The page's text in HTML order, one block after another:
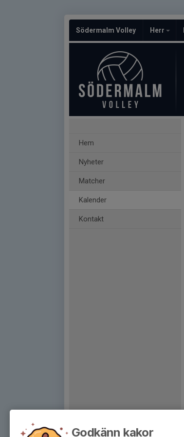
Södermalm Volley Herr
Hem
Nyheter
Matcher
Kalender
Kontakt
Godkänn kakor